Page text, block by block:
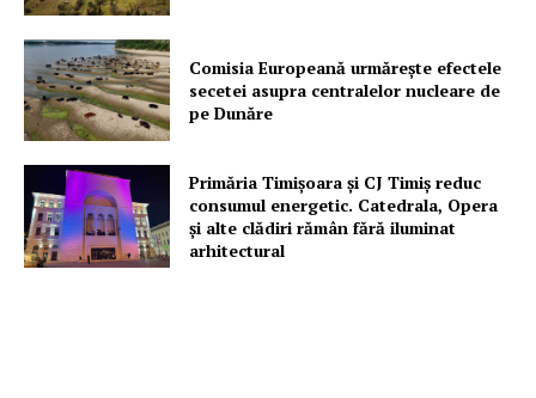
Comisia Europeană urmărește efectele
secetei asupra centralelor nucleare de
pe Dunăre
Primăria Timișoara şi CJ Timiș reduc
consumul energetic. Catedrala, Opera
şi alte clădiri rămân fără iluminat
arhitectural